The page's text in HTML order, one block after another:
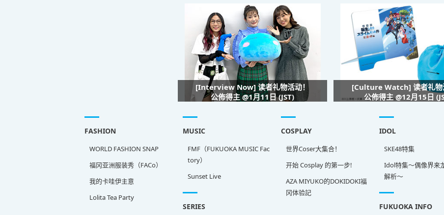
[Interview Now] 读者礼物活动！
公佈得主 @1月11日 (JST)
[Culture Watch] 读者礼物
公佈得主 @12月15日
FASHION
WORLD FASHION SNAP
福冈亚洲服装秀（FACo）
我的卡哇伊主意
Lolita Tea Party
MUSIC
FMF（FUKUOKA MUSIC Fac
tory）
Sunset Live
COSPLAY
世界Coser大集合！
开始 Cosplay 的第一步!
AZA MIYUKO的DOKIDOKI福
冈体验記
IDOL
SKE48特集
Idol特集～偶像界来
解析～
SERIES FUKUOKA INFO